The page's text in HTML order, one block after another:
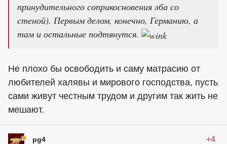
принудительного соприкосновения лба со
стеной). Первым делом, конечно, Германию, а
там и остальные подтянутся.
Не плохо бы освободить и саму матрасию от
любителей халявы и мирового господства, пусть
сами живут честным трудом и другим так жить не
мешают.
pg4 +4